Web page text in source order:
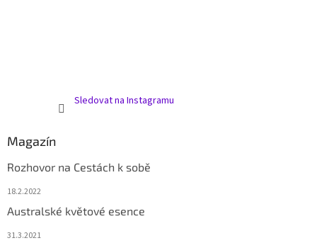
Sledovat na Instagramu
Magazín
Rozhovor na Cestách k sobě
18.2.2022
Australské květové esence
31.3.2021